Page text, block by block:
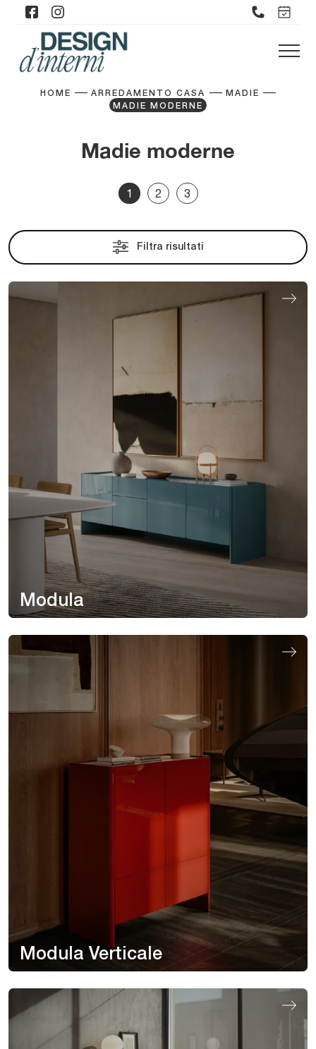
HOME ARREDAMENTO CASA
MADIE
MADIE MODERNE
Madie moderne
1 2 3
Filtra risultati
Modula
Modula Verticale